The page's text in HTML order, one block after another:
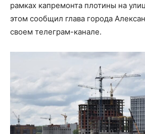
рамках капремонта плотины на
этом сообщил глава города
своем телеграм-канале.